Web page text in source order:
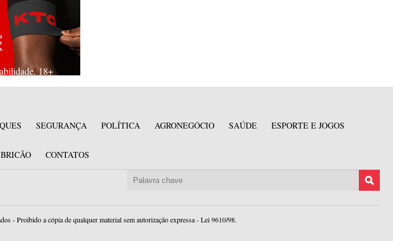
18+
SEGURANÇA POLÍTICA AGRONEGÓCIO SAÚDE ESPORTE E JOGOS
BRICÃO CONTATOS
- Proibido a cópia de qualquer material sem autorização expressa - Lei 9610/98.